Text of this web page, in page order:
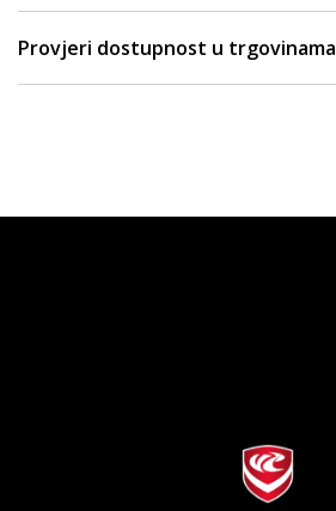
Provjeri dostupnost u trgovinama